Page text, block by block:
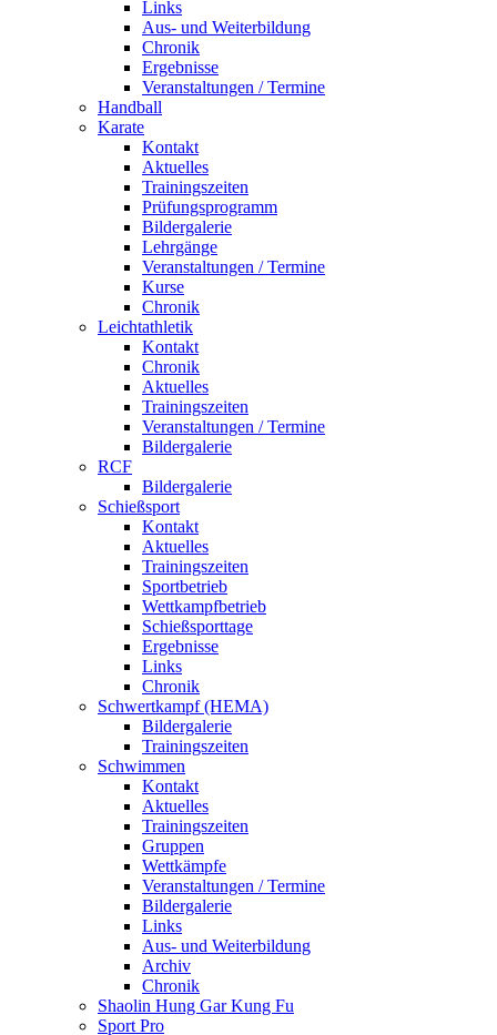
Links
Aus- und Weiterbildung
Chronik
Ergebnisse
Veranstaltungen / Termine
Handball
Karate
Kontakt
Aktuelles
Trainingszeiten
Prüfungsprogramm
Bildergalerie
Lehrgänge
Veranstaltungen / Termine
Kurse
Chronik
Leichtathletik
Kontakt
Chronik
Aktuelles
Trainingszeiten
Veranstaltungen / Termine
Bildergalerie
RCF
Bildergalerie
Schießsport
Kontakt
Aktuelles
Trainingszeiten
Sportbetrieb
Wettkampfbetrieb
Schießsporttage
Ergebnisse
Links
Chronik
Schwertkampf (HEMA)
Bildergalerie
Trainingszeiten
Schwimmen
Kontakt
Aktuelles
Trainingszeiten
Gruppen
Wettkämpfe
Veranstaltungen / Termine
Bildergalerie
Links
Aus- und Weiterbildung
Archiv
Chronik
Shaolin Hung Gar Kung Fu
Sport Pro